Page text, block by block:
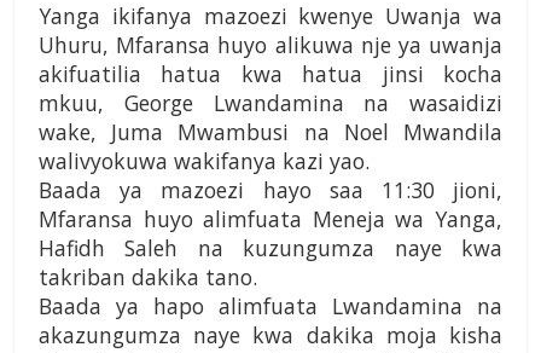
Yanga ikifanya mazoezi kwenye Uwanja wa
Uhuru, Mfaransa huyo alikuwa nje ya uwanja
akifuatilia hatua kwa hatua jinsi kocha
mkuu, George Lwandamina na wasaidizi
wake, Juma Mwambusi na Noel Mwandila
walivyokuwa wakifanya kazi yao.
Baada ya mazoezi hayo saa 11:30 jioni,
Mfaransa huyo alimfuata Meneja wa Yanga,
Hafidh Saleh na kuzungumza naye kwa
takriban dakika tano.
Baada ya hapo alimfuata Lwandamina na
akazungumza naye kwa dakika moja kisha